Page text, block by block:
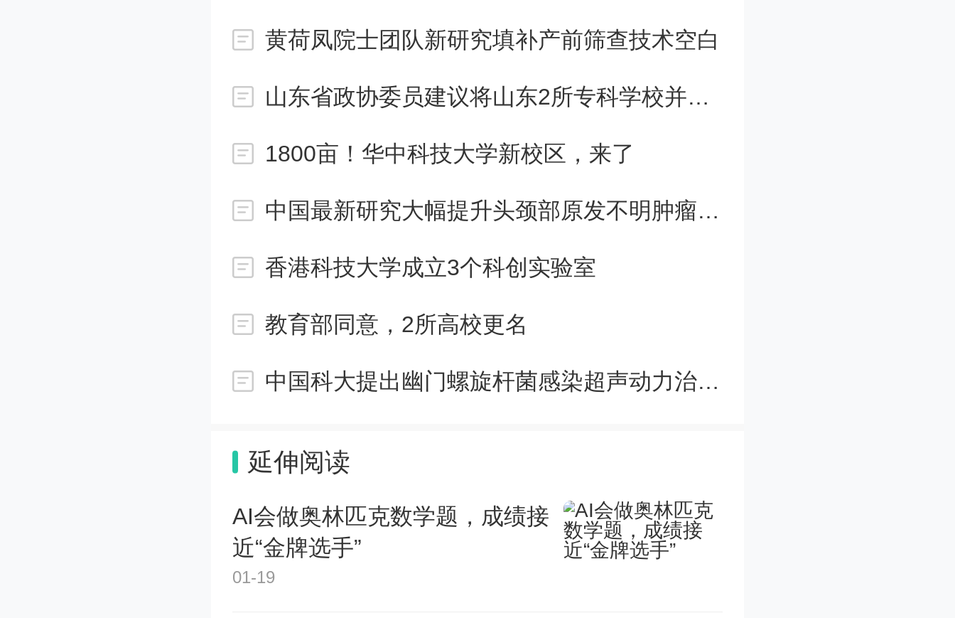
当一项发明第一次使用时，我们称之为创
新。
76.投人品(Input)
生产过程中所使用的任何资源都是投入品。
77.利率(lnterest rate)
贴水为利率。如果利率为r，他一年后将收到(1+r)
78.中间品(Intermediate good)
中间品是指用于生产其他商品和服务的产
黄荷凤院士团队新研究填补产前筛查技术空白
山东省政协委员建议将山东2所专科学校并入大学
1800亩！华中科技大学新校区，来了
中国最新研究大幅提升头颈部原发不明肿瘤诊断准确率
香港科技大学成立3个科创实验室
教育部同意，2所高校更名
中国科大提出幽门螺旋杆菌感染超声动力治疗方案
延伸阅读
AI会做奥林匹克数学题，成绩接
近“金牌选手”
01-19